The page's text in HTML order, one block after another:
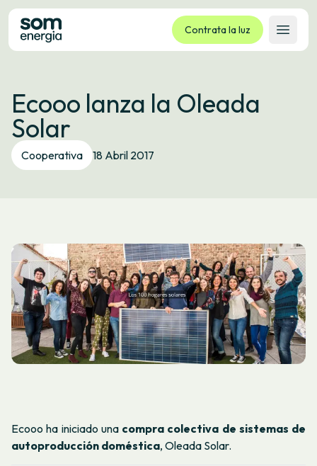
Contrata la luz
Abrir
Tarifas
Servicios
Empresas
La cooperativa
Idioma: ES CA GL EU
Ecooo lanza la Oleada
Solar
Cooperativa 18 Abril 2017
Ecooo ha iniciado una compra colectiva de sistemas de
autoproducción doméstica, Oleada Solar.